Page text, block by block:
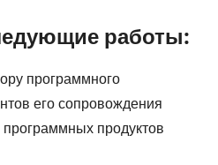
работы:
программного
его сопровождения
продуктов